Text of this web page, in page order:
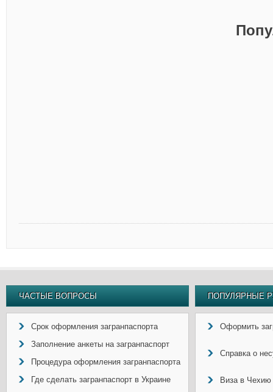
ЧАСТЫЕ ВОПРОСЫ
Срок оформления загранпаспорта
Заполнение анкеты на загранпаспорт
Процедура оформления загранпаспорта
Где сделать загранпаспорт в Украине
ПОПУЛЯРНЫЕ
Оформить
Справка о
Виза в Чехию